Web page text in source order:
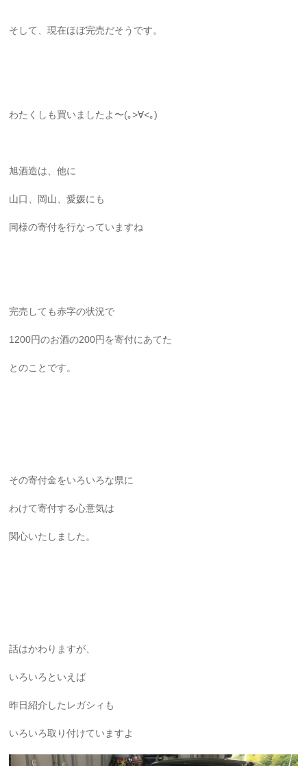
そして、現在ほぼ完売だそうです。
わたくしも買いましたよ〜(｡>∀<｡)
旭酒造は、他に
山口、岡山、愛媛にも
同様の寄付を行なっていますね
完売しても赤字の状況で
1200円のお酒の200円を寄付にあてた
とのことです。
その寄付金をいろいろな県に
わけて寄付する心意気は
関心いたしました。
話はかわりますが、
いろいろといえば
昨日紹介したレガシィも
いろいろ取り付けていますよ